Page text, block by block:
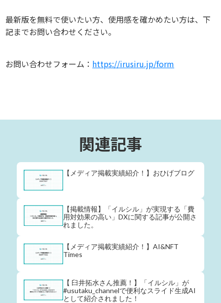
最新版を無料で使いたい方、使用感を確かめたい方は、下
記までお問い合わせください。
お問い合わせフォーム： https://irusiru.jp/form
関連記事
【メディア掲載実績紹介！】おひげブログ
【掲載情報】「イルシル」が実現する「費
用対効果の高い」DXに関する記事が公開さ
れました。
【メディア掲載実績紹介！】AI&NFT
Times
【 臼井拓水さん推薦！】「イルシル」が
#usutaku_channelで便利なスライド生成AI
として紹介されました！